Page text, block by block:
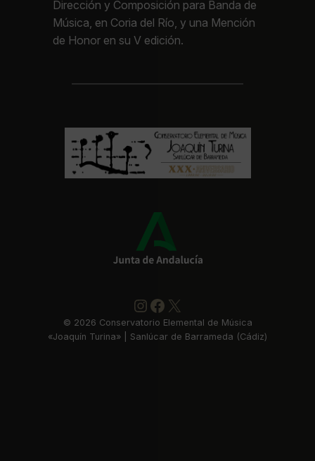
Dirección y Composición para Banda de
Música, en Coria del Río, y una Mención
de Honor en su V edición.
Instagram
https://
X
© 2026 Conservatorio Elemental de Música
«Joaquín Turina» | Sanlúcar de Barrameda (Cádiz)